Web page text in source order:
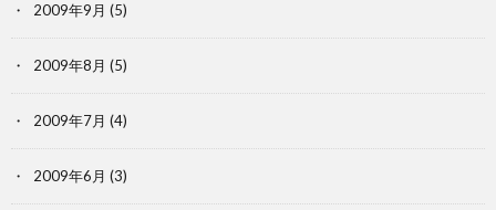
2009年9月 (5)
2009年8月 (5)
2009年7月 (4)
2009年6月 (3)